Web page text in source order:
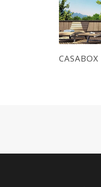
CASABOX